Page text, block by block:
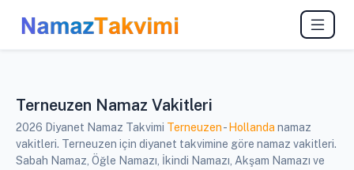
Terneuzen Namaz Vakitleri
2026 Diyanet Namaz Takvimi Terneuzen- Hollanda namaz
vakitleri. Terneuzen için diyanet takvimine göre namaz vakitleri.
Sabah Namaz, Öğle Namazı, İkindi Namazı, Akşam Namazı ve